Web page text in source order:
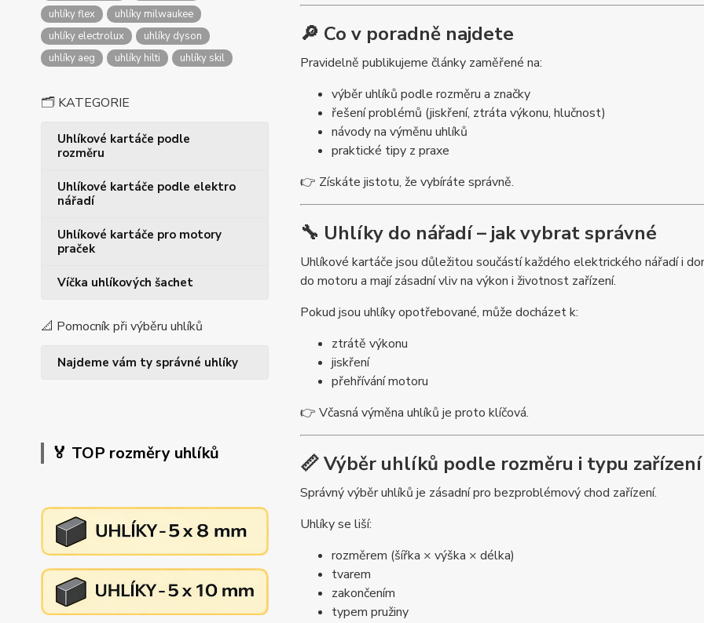
uhlíky flex
uhlíky milwaukee
uhlíky electrolux
uhlíky dyson
uhlíky aeg
uhlíky hilti uhlíky skil
🗂️ KATEGORIE
Uhlíkové kartáče podle
rozměru
Uhlíkové kartáče podle elektro
nářadí
Uhlíkové kartáče pro motory
praček
Víčka uhlíkových šachet
📐 Pomocník při výběru uhlíků
Najdeme vám ty správné uhlíky
🏅 TOP rozměry uhlíků
🔎 Co v poradně najdete
Pravidelně publikujeme články zaměřené na:
výběr uhlíků podle rozměru a značky
řešení problémů (jiskření, ztráta výkonu, hlučnost)
návody na výměnu uhlíků
praktické tipy z praxe
👉 Získáte jistotu, že vybíráte správně.
🔧 Uhlíky do nářadí – jak vybrat správné
Uhlíkové kartáče jsou důležitou součástí každého elektrického nářadí i
do motoru a mají zásadní vliv na výkon i životnost zařízení.
Pokud jsou uhlíky opotřebované, může docházet k:
ztrátě výkonu
jiskření
přehřívání motoru
👉 Včasná výměna uhlíků je proto klíčová.
📏 Výběr uhlíků podle rozměru i typu zařízení
Správný výběr uhlíků je zásadní pro bezproblémový chod zařízení.
Uhlíky se liší:
rozměrem (šířka × výška × délka)
tvarem
zakončením
typem pružiny